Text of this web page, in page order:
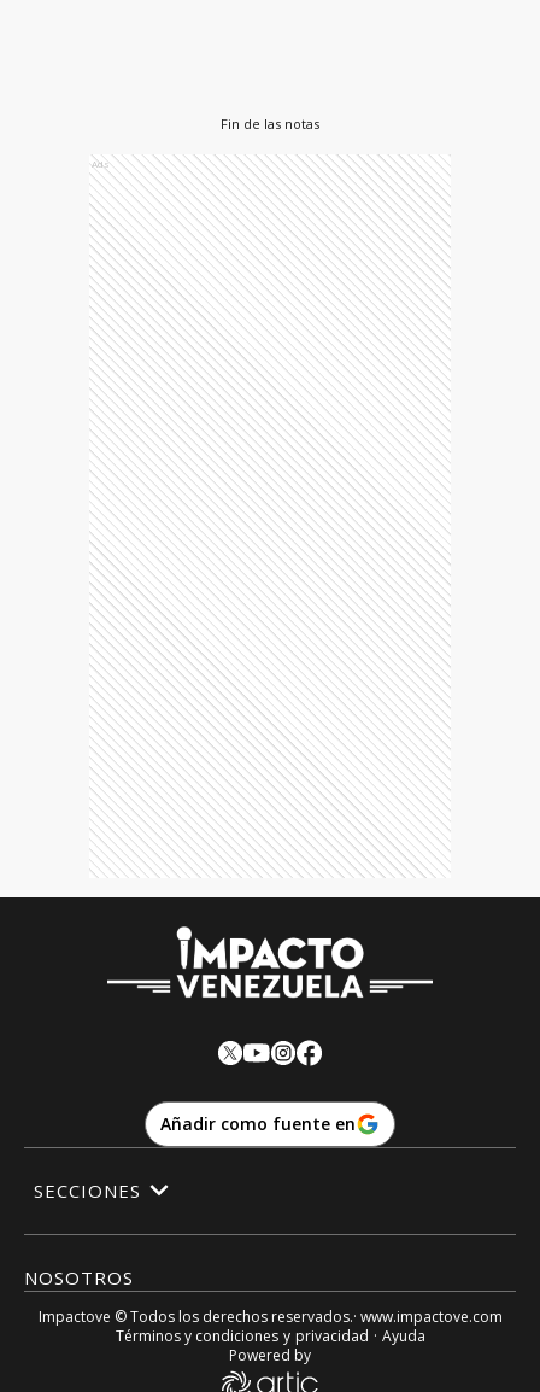
Fin de las notas
Ads
Añadir como fuente en
NOSOTROS
SECCIONES
Impactove © Todos los derechos reservados.· www.impactove.com
Términos y condiciones y privacidad · Ayuda
Powered by